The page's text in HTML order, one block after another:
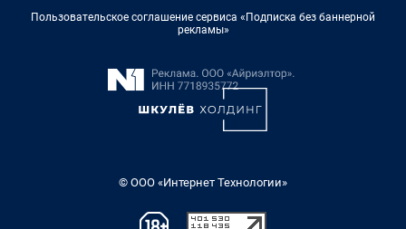
Пользовательское соглашение сервиса «Подписка без баннерной
рекламы»
© ООО «Интернет Технологии»